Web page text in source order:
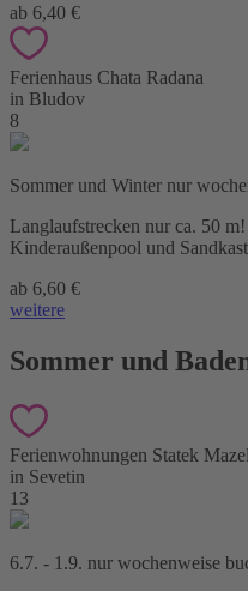
ab 6,40 €
Ferienhaus Chata Radana
in Bludov
8
Sommer und Winter nur
Langlaufstrecken nur ca. 50
Kinderaußenpool und
ab 6,60 €
weitere
Sommer und
Ferienwohnungen Statek
in Sevetin
13
6.7. - 1.9. nur wochenweise